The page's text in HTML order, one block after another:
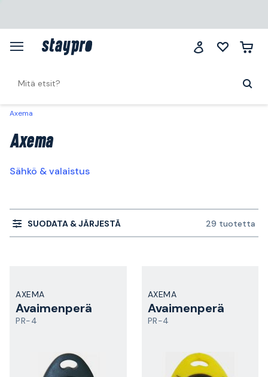
Axema
Axema
Sähkö & valaistus
SUODATA & JÄRJESTÄ 29 tuotetta
AXEMA
Avaimenperä
PR-4
AXEMA
Avaimenperä
PR-4